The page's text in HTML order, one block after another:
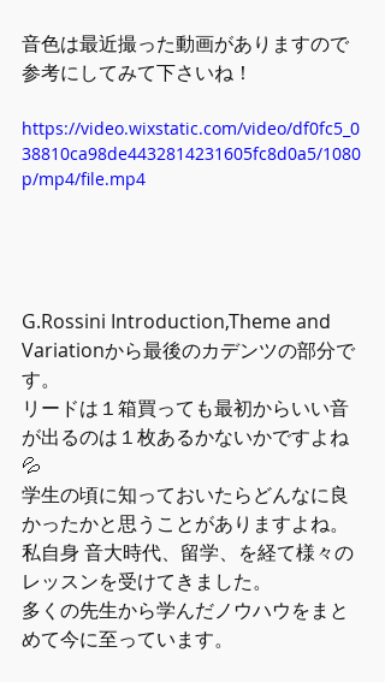
音色は最近撮った動画がありますので
参考にしてみて下さいね！
https://video.wixstatic.com/video/df0fc5_0
38810ca98de4432814231605fc8d0a5/1080
p/mp4/file.mp4
G.Rossini Introduction,Theme and
Variationから最後のカデンツの部分で
す。
リードは１箱買っても最初からいい音
が出るのは１枚あるかないかですよね
💦
学生の頃に知っておいたらどんなに良
かったかと思うことがありますよね。
私自身 音大時代、留学、を経て様々の
レッスンを受けてきました。
多くの先生から学んだノウハウをまと
めて今に至っています。